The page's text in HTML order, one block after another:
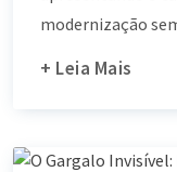
modernização
+ Leia Mais